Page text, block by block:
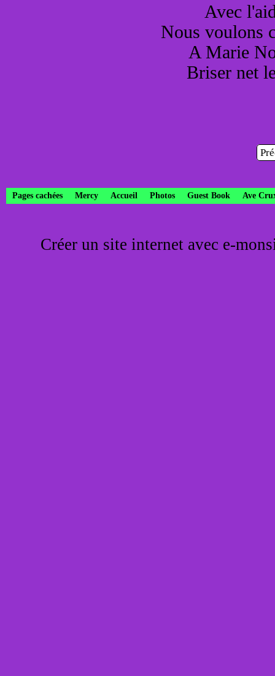
Avec
Nous voulons
A Marie
Briser net
Pages cachées Mercy Accueil Photos Guest Book Ave
Créer un site internet avec e-